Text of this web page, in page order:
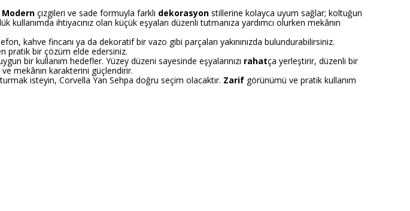
Modern çizgileri ve sade formuyla farklı dekorasyon stillerine kolayca uyum sağlar; koltuğun
ihtiyacınız olan küçük eşyaları düzenli tutmanıza yardımcı olurken mekânın
kahve fincanı ya da dekoratif bir vazo gibi parçaları yakınınızda bulundurabilirsiniz.
pratik bir çözüm elde edersiniz.
bir kullanım hedefler. Yüzey düzeni sayesinde eşyalarınızı rahatça yerleştirir, düzenli bir
mekânın karakterini güçlendirir.
isteyin, Corvella Yan Sehpa doğru seçim olacaktır. Zarif görünümü ve pratik kullanım